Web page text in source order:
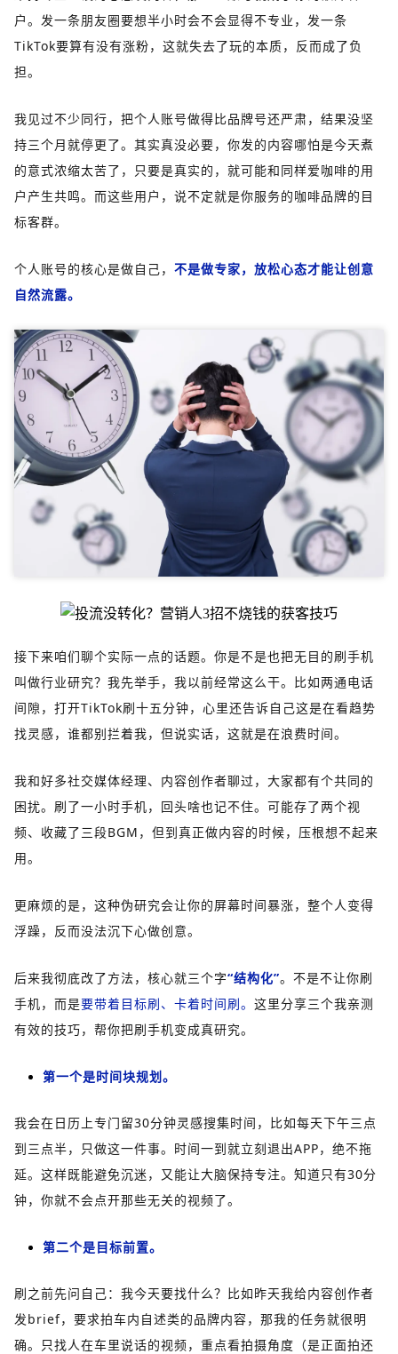
户。发一条朋友圈要想半小时会不会显得不专业，发一条
TikTok要算有没有涨粉，这就失去了玩的本质，反而成了负
担。
我见过不少同行，把个人账号做得比品牌号还严肃，结果没坚
持三个月就停更了。其实真没必要，你发的内容哪怕是今天煮
的意式浓缩太苦了，只要是真实的，就可能和同样爱咖啡的用
户产生共鸣。而这些用户，说不定就是你服务的咖啡品牌的目
标客群。
个人账号的核心是做自己， 不是做专家，放松心态才能让创意
自然流露。
接下来咱们聊个实际一点的话题。你是不是也把无目的刷手机
叫做行业研究？我先举手，我以前经常这么干。比如两通电话
间隙，打开TikTok刷十五分钟，心里还告诉自己这是在看趋势
找灵感，谁都别拦着我，但说实话，这就是在浪费时间。
我和好多社交媒体经理、内容创作者聊过，大家都有个共同的
困扰。刷了一小时手机，回头啥也记不住。可能存了两个视
频、收藏了三段BGM，但到真正做内容的时候，压根想不起来
用。
更麻烦的是，这种伪研究会让你的屏幕时间暴涨，整个人变得
浮躁，反而没法沉下心做创意。
后来我彻底改了方法，核心就三个字“结构化”。不是不让你刷
手机，而是要带着目标刷、卡着时间刷。 这里分享三个我亲测
有效的技巧，帮你把刷手机变成真研究。
第一个是时间块规划。
我会在日历上专门留30分钟灵感搜集时间，比如每天下午三点
到三点半，只做这一件事。时间一到就立刻退出APP，绝不拖
延。这样既能避免沉迷，又能让大脑保持专注。知道只有30分
钟，你就不会点开那些无关的视频了。
第二个是目标前置。
刷之前先问自己：我今天要找什么？比如昨天我给内容创作者
发brief，要求拍车内自述类的品牌内容，那我的任务就很明
确。只找人在车里说话的视频，重点看拍摄角度（是正面拍还